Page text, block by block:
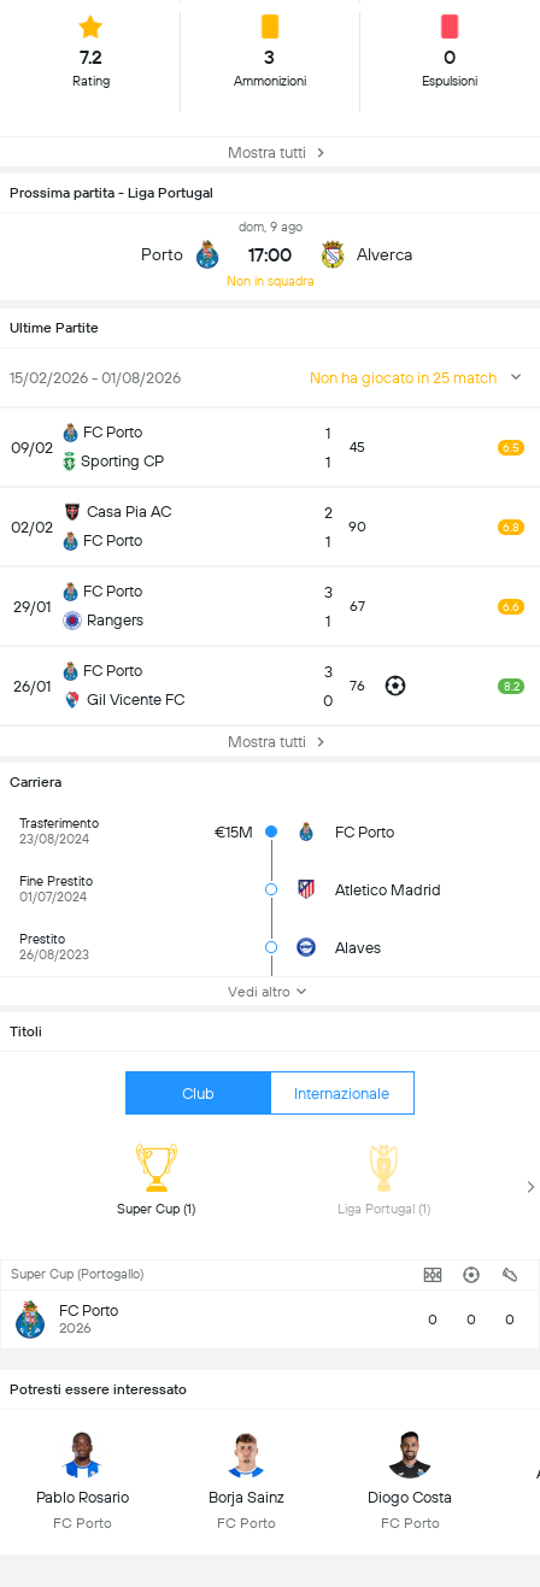
7.2
Rating
3
Ammonizioni
0
Espulsioni
Mostra tutti
Prossima partita - Liga Portugal
Porto
dom, 9 ago
17:00
Non in squadra
Alverca
Ultime Partite
15/02/2026 - 01/08/2026 Non ha giocato in 25 match
09/02
FC Porto
Sporting CP
1
1
45 6.5
02/02
Casa Pia AC
FC Porto
2
1
90 6.8
29/01
FC Porto
Rangers
3
1
67 6.6
26/01
FC Porto
Gil Vicente FC
3
0
76 8.2
Mostra tutti
Carriera
Trasferimento
23/08/2024
€15M FC Porto
Fine Prestito
01/07/2024
Atletico Madrid
Prestito
26/08/2023
Alaves
Vedi altro
Titoli
Club Internazionale
Liga Portugal (1)
Super Cup (Portogallo)
FC Porto
2026 0 0 0
Potresti essere interessato
Pablo Rosario
FC Porto
Borja Sainz
FC Porto
Diogo Costa
FC Porto